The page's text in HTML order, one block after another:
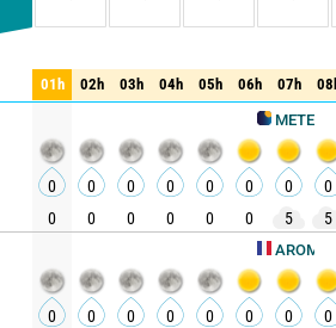
détaillé synthétique
METEO
AROME HD
01h 02h 03h 04h 05h 06h 07h
01h 02h 03h 04h 05h 06h 07h
0 0 0 0 0 0 0
0
0
0 0 0 0 0 5 5
0 0 0 0 0 0 0
0